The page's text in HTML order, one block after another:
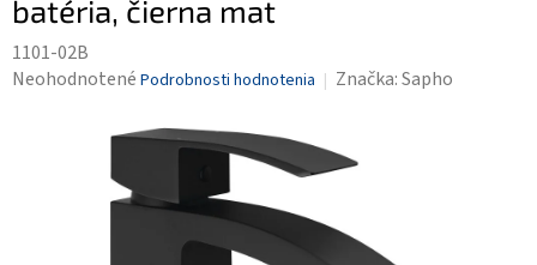
batéria, čierna mat
1101-02B
Priemerné
Neohodnotené Podrobnosti hodnotenia Značka:Sapho